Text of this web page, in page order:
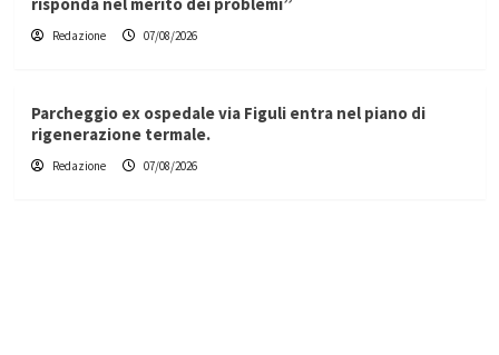
Redazione 07/08/2026
Parcheggio ex ospedale via Figuli entra nel piano di
rigenerazione termale.
Redazione 07/08/2026